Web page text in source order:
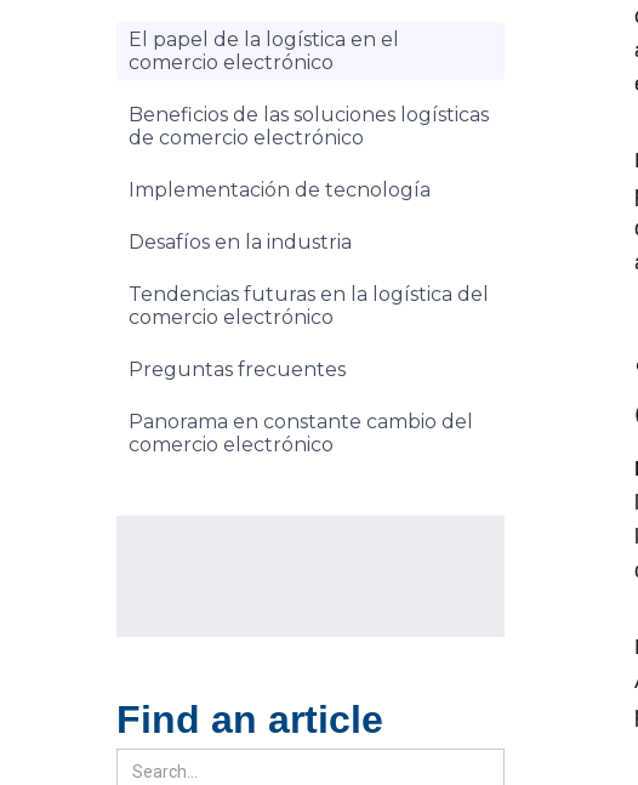
El papel de la logística en el
comercio electrónico
Beneficios de las soluciones logísticas
de comercio electrónico
Implementación de tecnología
Desafíos en la industria
Tendencias futuras en la logística del
comercio electrónico
Preguntas frecuentes
Panorama en constante cambio del
comercio electrónico
Find an article